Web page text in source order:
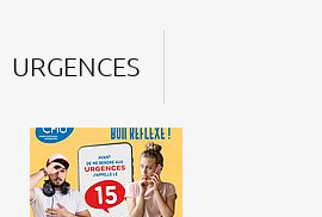
URGENCES